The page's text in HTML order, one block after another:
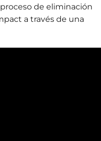
de eliminación
a través de una